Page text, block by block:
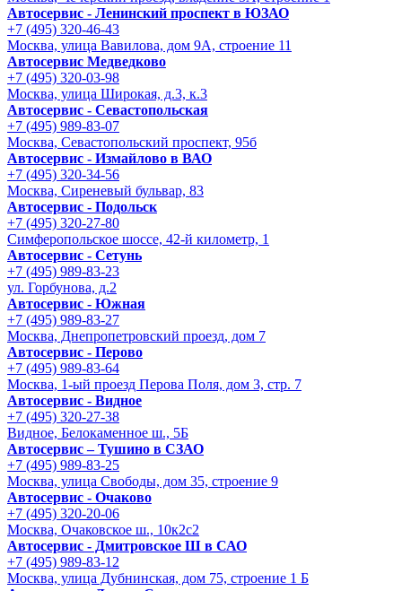
Автосервис - Ленинский проспект в ЮЗАО
+7 (495) 320-46-43
Москва, улица Вавилова, дом 9A, строение 11
Автосервис Медведково
+7 (495) 320-03-98
Москва, улица Широкая, д.3, к.3
Автосервис - Cевастопольская
+7 (495) 989-83-07
Москва, Севастопольский проспект, 95б
Автосервис - Измайлово в ВАО
+7 (495) 320-34-56
Москва, Сиреневый бульвар, 83
Автосервис - Подольск
+7 (495) 320-27-80
Симферопольское шоссе, 42-й километр, 1
Автосервис - Сетунь
+7 (495) 989-83-23
ул. Горбунова, д.2
Автосервис - Южная
+7 (495) 989-83-27
Москва, Днепропетровский проезд, дом 7
Автосервис - Перово
+7 (495) 989-83-64
Москва, 1-ый проезд Перова Поля, дом 3, стр. 7
Автосервис - Видное
+7 (495) 320-27-38
Видное, Белокаменное ш., 5Б
Автосервис – Тушино в СЗАО
+7 (495) 989-83-25
Москва, улица Свободы, дом 35, строение 9
Автосервис - Очаково
+7 (495) 320-20-06
Москва, Очаковское ш., 10к2с2
Автосервис - Дмитровское Ш в САО
+7 (495) 989-83-12
Москва, улица Дубнинская, дом 75, строение 1 Б